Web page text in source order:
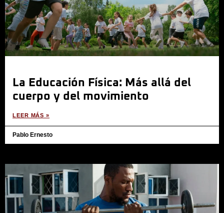
La Educación Física: Más allá del
cuerpo y del movimiento
LEER MÁS »
Pablo Ernesto